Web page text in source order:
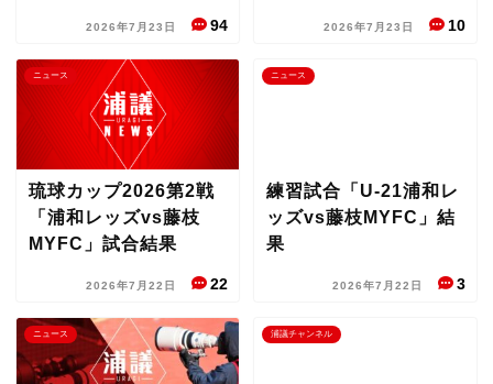
2026年7月23日 94 2026年7月23日 10
ニュース
琉球カップ2026第2戦
「浦和レッズvs藤枝
MYFC」試合結果
2026年7月22日 22
ニュース
練習試合「U-21浦和レ
ッズvs藤枝MYFC」結
果
2026年7月22日 3
ニュース 浦議チャンネル